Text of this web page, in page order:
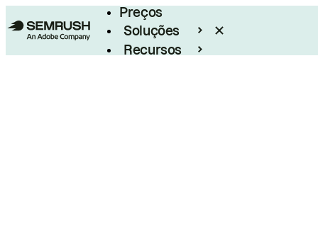
Preços
Soluções
Recursos